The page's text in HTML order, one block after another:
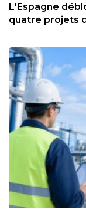
L'Espagne
quatre projets